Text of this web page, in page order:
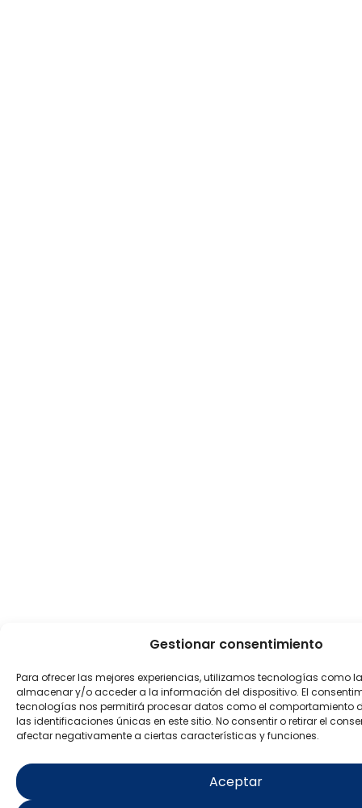
Gestionar consentimiento
Para ofrecer las mejores experiencias, utilizamos tecnologías como
almacenar y/o acceder a la información del dispositivo. El
tecnologías nos permitirá procesar datos como el comportamiento
las identificaciones únicas en este sitio. No consentir o retirar el
afectar negativamente a ciertas características y funciones.
Aceptar